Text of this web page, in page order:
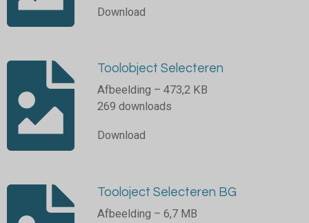
Download
Toolobject Selecteren
Afbeelding – 473,2 KB
269 downloads
Download
Tooloject Selecteren BG
Afbeelding – 6,7 MB